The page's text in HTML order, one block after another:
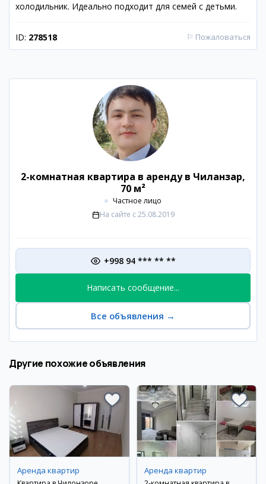
холодильник. Идеально подходит для семей с детьми.
ID: 278518 ⚐ Пожаловаться
2-комнатная квартира в аренду в Чиланзар,
70 м²
Частное лицо
На сайте с 25.08.2019
+998 94 *** ** **
Написать сообщение...
Все объявления →
Другие похожие объявления
Аренда квартир Аренда квартир